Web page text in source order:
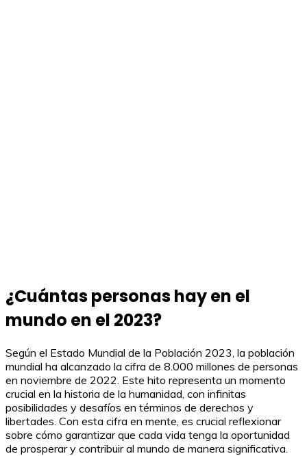
¿Cuántas personas hay en el
mundo en el 2023?
Según el Estado Mundial de la Población 2023, la población
mundial ha alcanzado la cifra de 8.000 millones de personas
en noviembre de 2022. Este hito representa un momento
crucial en la historia de la humanidad, con infinitas
posibilidades y desafíos en términos de derechos y
libertades. Con esta cifra en mente, es crucial reflexionar
sobre cómo garantizar que cada vida tenga la oportunidad
de prosperar y contribuir al mundo de manera significativa.